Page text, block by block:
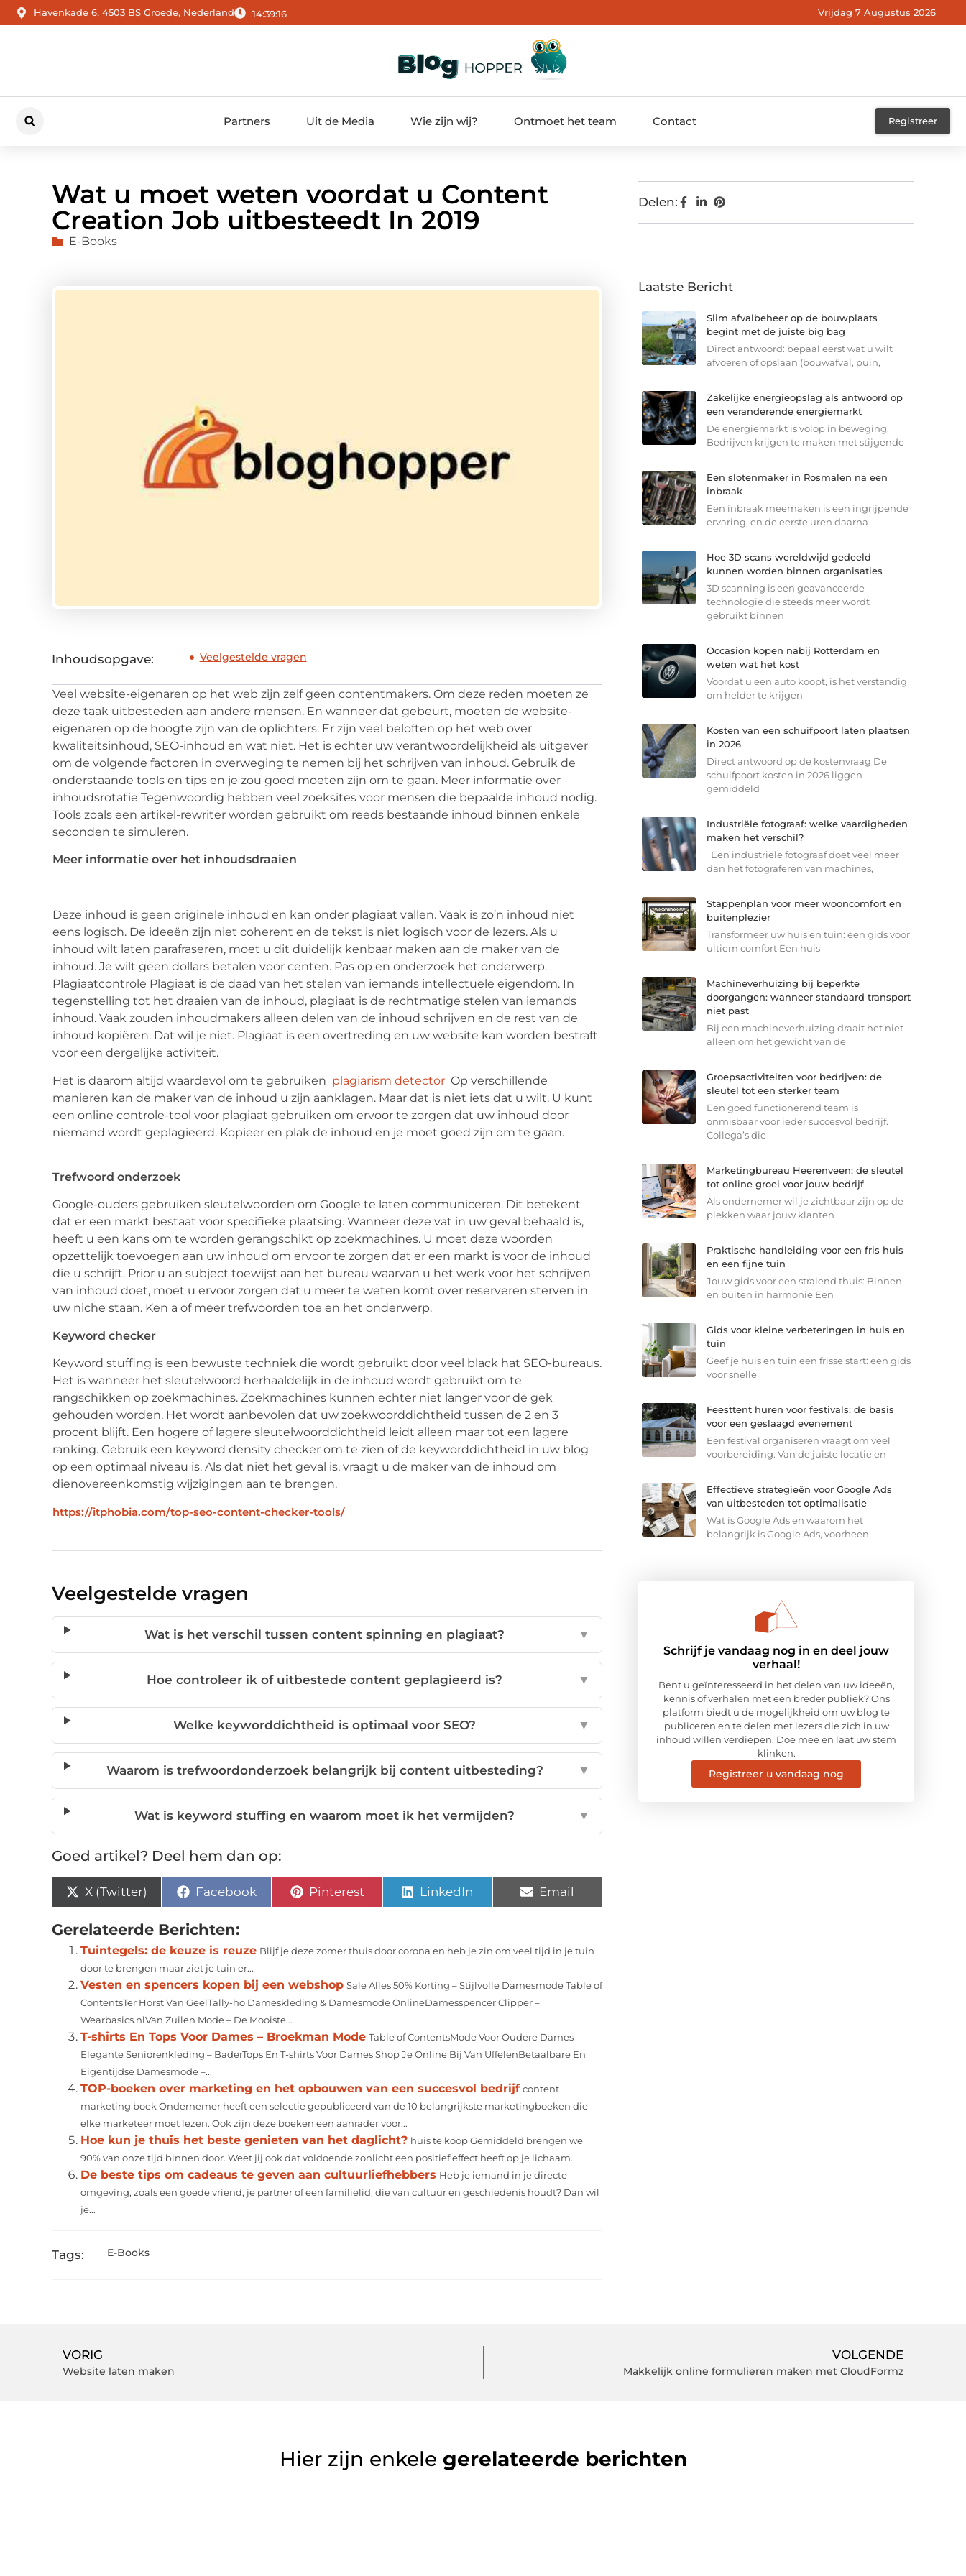
Havenkade 6, 4503 BS Groede, Nederland 14:39:17 Vrijdag 7 Augustus 2026
Partners Uit de Media Wie zijn wij? Ontmoet het team Contact Registreer
Wat u moet weten voordat u Content
Creation Job uitbesteedt In 2019
E-Books
Inhoudsopgave: Veelgestelde vragen
Veel website-eigenaren op het web zijn zelf geen contentmakers. Om deze reden moeten ze
deze taak uitbesteden aan andere mensen. En wanneer dat gebeurt, moeten de website-
eigenaren op de hoogte zijn van de oplichters. Er zijn veel beloften op het web over
kwaliteitsinhoud, SEO-inhoud en wat niet. Het is echter uw verantwoordelijkheid als uitgever
om de volgende factoren in overweging te nemen bij het schrijven van inhoud. Gebruik de
onderstaande tools en tips en je zou goed moeten zijn om te gaan. Meer informatie over
inhoudsrotatie Tegenwoordig hebben veel zoeksites voor mensen die bepaalde inhoud nodig.
Tools zoals een artikel-rewriter worden gebruikt om reeds bestaande inhoud binnen enkele
seconden te simuleren.
Meer informatie over het inhoudsdraaien
Deze inhoud is geen originele inhoud en kan onder plagiaat vallen. Vaak is zo’n inhoud niet
eens logisch. De ideeën zijn niet coherent en de tekst is niet logisch voor de lezers. Als u
inhoud wilt laten parafraseren, moet u dit duidelijk kenbaar maken aan de maker van de
inhoud. Je wilt geen dollars betalen voor centen. Pas op en onderzoek het onderwerp.
Plagiaatcontrole Plagiaat is de daad van het stelen van iemands intellectuele eigendom. In
tegenstelling tot het draaien van de inhoud, plagiaat is de rechtmatige stelen van iemands
inhoud. Vaak zouden inhoudmakers alleen delen van de inhoud schrijven en de rest van de
inhoud kopiëren. Dat wil je niet. Plagiaat is een overtreding en uw website kan worden bestraft
voor een dergelijke activiteit.
Het is daarom altijd waardevol om te gebruiken plagiarism detector Op verschillende
manieren kan de maker van de inhoud u zijn aanklagen. Maar dat is niet iets dat u wilt. U kunt
een online controle-tool voor plagiaat gebruiken om ervoor te zorgen dat uw inhoud door
niemand wordt geplagieerd. Kopieer en plak de inhoud en je moet goed zijn om te gaan.
Trefwoord onderzoek
Google-ouders gebruiken sleutelwoorden om Google te laten communiceren. Dit betekent
dat er een markt bestaat voor specifieke plaatsing. Wanneer deze vat in uw geval behaald is,
heeft u een kans om te worden gerangschikt op zoekmachines. U moet deze woorden
opzettelijk toevoegen aan uw inhoud om ervoor te zorgen dat er een markt is voor de inhoud
die u schrijft. Prior u an subject toewijst aan het bureau waarvan u het werk voor het schrijven
van inhoud doet, moet u ervoor zorgen dat u meer te weten komt over reserveren sterven in
uw niche staan. Ken a of meer trefwoorden toe en het onderwerp.
Keyword checker
Keyword stuffing is een bewuste techniek die wordt gebruikt door veel black hat SEO-bureaus.
Het is wanneer het sleutelwoord herhaaldelijk in de inhoud wordt gebruikt om te
rangschikken op zoekmachines. Zoekmachines kunnen echter niet langer voor de gek
gehouden worden. Het wordt aanbevolen dat uw zoekwoorddichtheid tussen de 2 en 3
procent blijft. Een hogere of lagere sleutelwoorddichtheid leidt alleen maar tot een lagere
ranking. Gebruik een keyword density checker om te zien of de keyworddichtheid in uw blog
op een optimaal niveau is. Als dat niet het geval is, vraagt ​​u de maker van de inhoud om
dienovereenkomstig wijzigingen aan te brengen.
https://itphobia.com/top-seo-content-checker-tools/
Veelgestelde vragen
Wat is het verschil tussen content spinning en plagiaat? ▼
Hoe controleer ik of uitbestede content geplagieerd is? ▼
Welke keyworddichtheid is optimaal voor SEO? ▼
Waarom is trefwoordonderzoek belangrijk bij content uitbesteding? ▼
Wat is keyword stuffing en waarom moet ik het vermijden? ▼
Goed artikel? Deel hem dan op:
X (Twitter) Facebook Pinterest LinkedIn Email
Gerelateerde Berichten:
Tuintegels: de keuze is reuze Blijf je deze zomer thuis door corona en heb je zin om veel tijd in je tuin
door te brengen maar ziet je tuin er...
Vesten en spencers kopen bij een webshop Sale Alles 50% Korting – Stijlvolle Damesmode Table of
ContentsTer Horst Van GeelTally-ho Dameskleding & Damesmode OnlineDamesspencer Clipper –
Wearbasics.nlVan Zuilen Mode – De Mooiste...
T-shirts En Tops Voor Dames – Broekman Mode Table of ContentsMode Voor Oudere Dames –
Elegante Seniorenkleding – BaderTops En T-shirts Voor Dames Shop Je Online Bij Van UffelenBetaalbare En
Eigentijdse Damesmode –...
TOP-boeken over marketing en het opbouwen van een succesvol bedrijf content
marketing boek Ondernemer heeft een selectie gepubliceerd van de 10 belangrijkste marketingboeken die
elke marketeer moet lezen. Ook zijn deze boeken een aanrader voor...
Hoe kun je thuis het beste genieten van het daglicht? huis te koop Gemiddeld brengen we
90% van onze tijd binnen door. Weet jij ook dat voldoende zonlicht een positief effect heeft op je lichaam...
De beste tips om cadeaus te geven aan cultuurliefhebbers Heb je iemand in je directe
omgeving, zoals een goede vriend, je partner of een familielid, die van cultuur en geschiedenis houdt? Dan wil
je...
Tags: E-Books
Delen:
Laatste Bericht
Slim afvalbeheer op de bouwplaats
begint met de juiste big bag
Direct antwoord: bepaal eerst wat u wilt
afvoeren of opslaan (bouwafval, puin,
Zakelijke energieopslag als antwoord op
een veranderende energiemarkt
De energiemarkt is volop in beweging.
Bedrijven krijgen te maken met stijgende
Een slotenmaker in Rosmalen na een
inbraak
Een inbraak meemaken is een ingrijpende
ervaring, en de eerste uren daarna
Hoe 3D scans wereldwijd gedeeld
kunnen worden binnen organisaties
3D scanning is een geavanceerde
technologie die steeds meer wordt
gebruikt binnen
Occasion kopen nabij Rotterdam en
weten wat het kost
Voordat u een auto koopt, is het verstandig
om helder te krijgen
Kosten van een schuifpoort laten plaatsen
in 2026
Direct antwoord op de kostenvraag De
schuifpoort kosten in 2026 liggen
gemiddeld
Industriële fotograaf: welke vaardigheden
maken het verschil?
Een industriële fotograaf doet veel meer
dan het fotograferen van machines,
Stappenplan voor meer wooncomfort en
buitenplezier
Transformeer uw huis en tuin: een gids voor
ultiem comfort Een huis
Machineverhuizing bij beperkte
doorgangen: wanneer standaard transport
niet past
Bij een machineverhuizing draait het niet
alleen om het gewicht van de
Groepsactiviteiten voor bedrijven: de
sleutel tot een sterker team
Een goed functionerend team is
onmisbaar voor ieder succesvol bedrijf.
Collega’s die
Marketingbureau Heerenveen: de sleutel
tot online groei voor jouw bedrijf
Als ondernemer wil je zichtbaar zijn op de
plekken waar jouw klanten
Praktische handleiding voor een fris huis
en een fijne tuin
Jouw gids voor een stralend thuis: Binnen
en buiten in harmonie Een
Gids voor kleine verbeteringen in huis en
tuin
Geef je huis en tuin een frisse start: een gids
voor snelle
Feesttent huren voor festivals: de basis
voor een geslaagd evenement
Een festival organiseren vraagt om veel
voorbereiding. Van de juiste locatie en
Effectieve strategieën voor Google Ads
van uitbesteden tot optimalisatie
Wat is Google Ads en waarom het
belangrijk is Google Ads, voorheen
Schrijf je vandaag nog in en deel jouw
verhaal!
Bent u geïnteresseerd in het delen van uw ideeën,
kennis of verhalen met een breder publiek? Ons
platform biedt u de mogelijkheid om uw blog te
publiceren en te delen met lezers die zich in uw
inhoud willen verdiepen. Doe mee en laat uw stem
klinken.
Registreer u vandaag nog
VORIG
Website laten maken
VOLGENDE
Makkelijk online formulieren maken met CloudFormz
Hier zijn enkele gerelateerde berichten